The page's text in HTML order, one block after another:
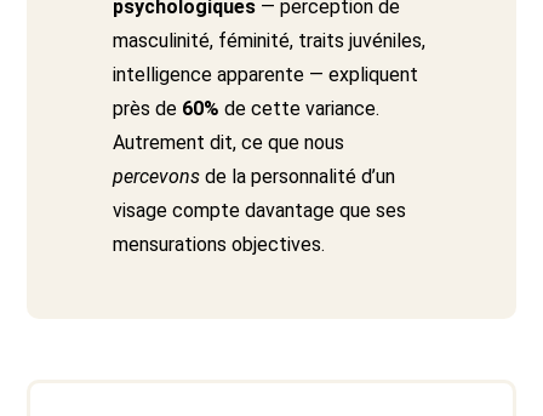
psychologiques— perception de
masculinité, féminité, traits juvéniles,
intelligence apparente — expliquent
près de 60% de cette variance.
Autrement dit, ce que nous
percevonsde la personnalité d’un
visage compte davantage que ses
mensurations objectives.